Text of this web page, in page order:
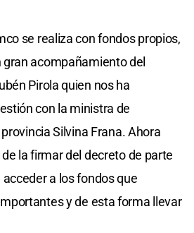
se realiza con fondos propios,
acompañamiento del
Pirola quien nos ha
con la ministra de
Silvina Frana. Ahora
la firmar del decreto de parte
a los fondos que
y de esta forma llevar